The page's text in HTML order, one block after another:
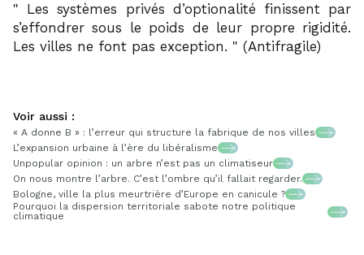
Les systèmes privés d’optionalité finissent par
s’effondrer sous le poids de leur propre rigidité.
Les villes ne font pas exception.
(Antifragile)
Voir aussi :
« A donne B » : l’erreur qui structure la fabrique de nos villes
L’expansion urbaine à l’ère du libéralisme
Unpopular opinion : un arbre n’est pas un climatiseur
On nous montre l’arbre. C’est l’ombre qu’il fallait regarder.
Bologne, ville la plus meurtrière d’Europe en canicule ?
Pourquoi la dispersion territoriale sabote notre politique
climatique